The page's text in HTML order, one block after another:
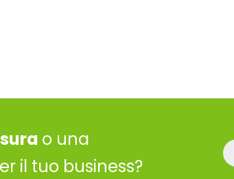
o una
il tuo business?